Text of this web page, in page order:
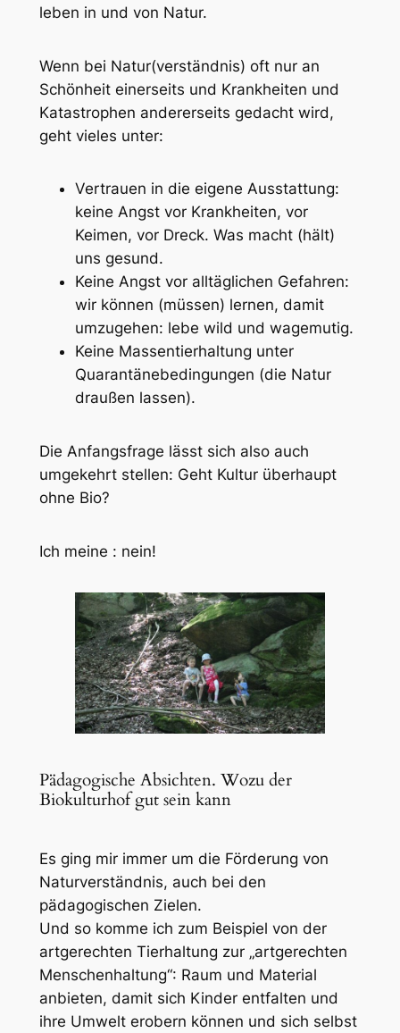
leben in und von Natur.
Wenn bei Natur(verständnis) oft nur an
Schönheit einerseits und Krankheiten und
Katastrophen andererseits gedacht wird,
geht vieles unter:
Vertrauen in die eigene Ausstattung:
keine Angst vor Krankheiten, vor
Keimen, vor Dreck. Was macht (hält)
uns gesund.
Keine Angst vor alltäglichen Gefahren:
wir können (müssen) lernen, damit
umzugehen: lebe wild und wagemutig.
Keine Massentierhaltung unter
Quarantänebedingungen (die Natur
draußen lassen).
Die Anfangsfrage lässt sich also auch
umgekehrt stellen: Geht Kultur überhaupt
ohne Bio?
Ich meine : nein!
Pädagogische Absichten. Wozu der
Biokulturhof gut sein kann
Es ging mir immer um die Förderung von
Naturverständnis, auch bei den
pädagogischen Zielen.
Und so komme ich zum Beispiel von der
artgerechten Tierhaltung zur „artgerechten
Menschenhaltung“: Raum und Material
anbieten, damit sich Kinder entfalten und
ihre Umwelt erobern können und sich selbst